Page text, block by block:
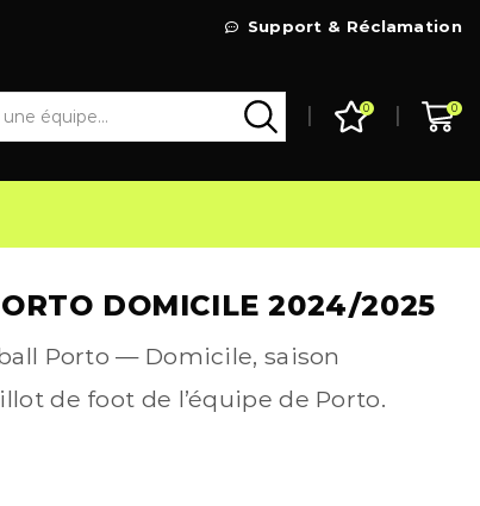
Livraison Gratuite à partir de 99€ Go Shop
Support & Réclamation
0 0
DOMICILE 2024/2025
Porto — Domicile, saison
de foot de l’équipe de Porto.